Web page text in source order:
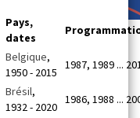
Pays,
dates
Belgique,
1950 - 2015
1987, 1989 ...
Brésil,
1932 - 2020
1986, 1988 ...